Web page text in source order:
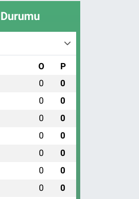
O P
0 0
0 0
0 0
0 0
0 0
0 0
0 0